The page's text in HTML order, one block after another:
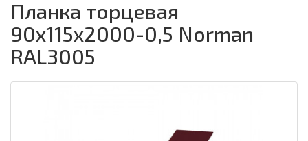
Планка торцевая
90х115х2000-0,5 Norman
RAL3005